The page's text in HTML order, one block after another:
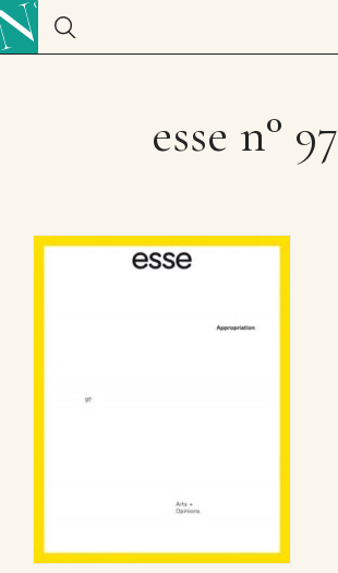
esse n° 97